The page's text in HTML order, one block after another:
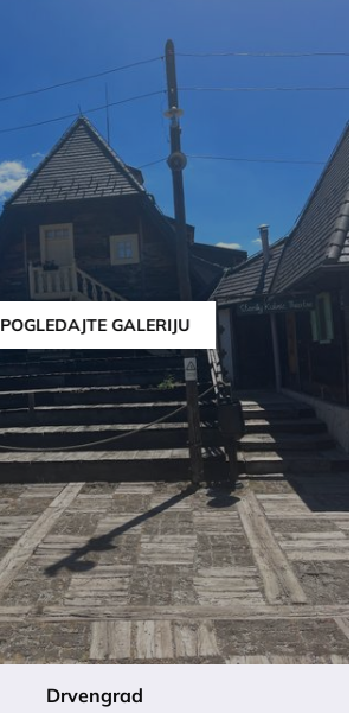
POGLEDAJTE GALERIJU
Drvengrad